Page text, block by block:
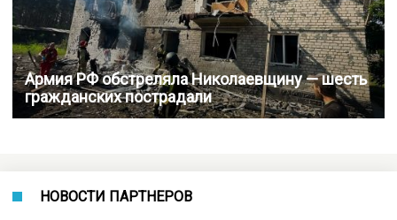
Армия РФ обстреляла Николаевщину — шесть
гражданских пострадали
НОВОСТИ ПАРТНЕРОВ